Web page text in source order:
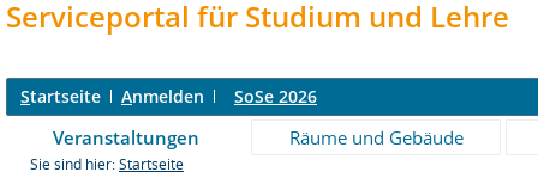
Serviceportal für Studium und Lehre
Startseite Anmelden SoSe 2026
Veranstaltungen Räume und Gebäude
Sie sind hier: Startseite